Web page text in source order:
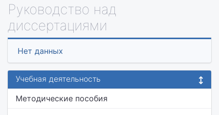
Руководство над
диссертациями
Нет данных
Учебная деятельность
Методические пособия